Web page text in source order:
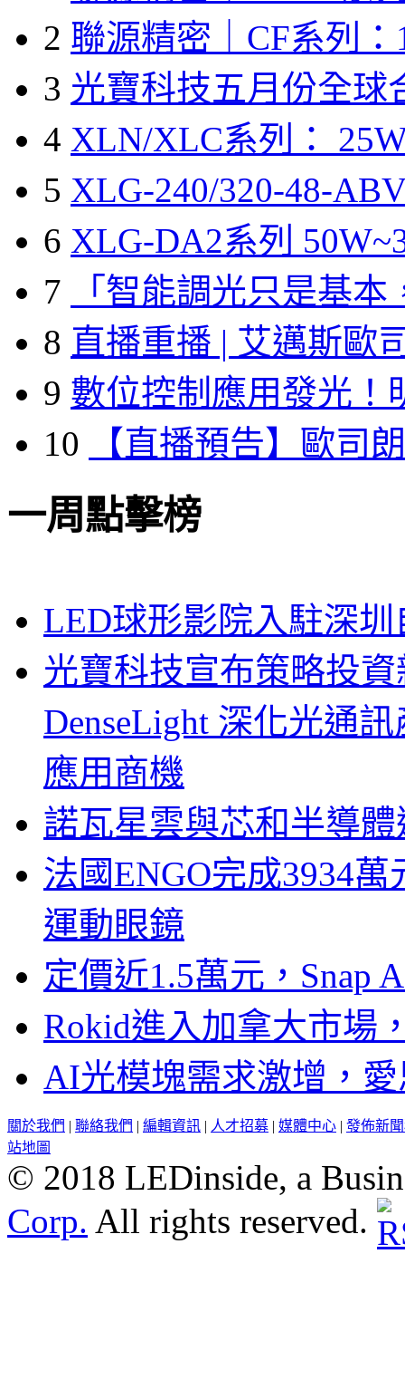
2 聯源精密｜CF系列：
3 光寶科技五月份全球
4 XLN/XLC系列：
5 XLG-240/320-48-
6 XLG-DA2系列
7
「智能調光只是基本
8 直播重播 | 艾邁斯歐
9 數位控制應用發光！
10
【直播預告】歐司
一周點擊榜
LED球形影院入駐深
光寶科技宣布策略投
DenseLight 深化光通
應用商機
諾瓦星雲與芯和半導
法國ENGO完成3934
運動眼鏡
定價近1.5萬元，Snap
Rokid進入加拿大市場
AI光模塊需求激增，
關於我們 | 聯絡我們 | 編輯資訊 | 人才招募 | 媒體中心 | 發佈新
站地圖
© 2018 LEDinside, a
Corp. All rights reserved.